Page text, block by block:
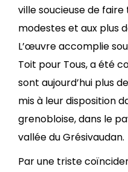
ville soucieuse de
modestes et aux plus
L’œuvre accomplie
Toit pour Tous, a été
sont aujourd’hui plus
mis à leur disposition
grenobloise, dans le
vallée du Grésivaudan.
Par une triste